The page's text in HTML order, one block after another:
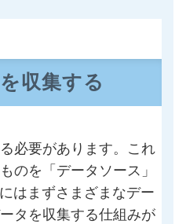
収集する
必要があります。これ
のを「データソース」
はまずさまざまなデー
タを収集する仕組みが